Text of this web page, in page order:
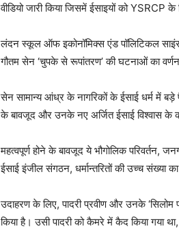
वीडियो जारी किया जिसमें ईसाइयों को YSRCP
लंदन स्कूल ऑफ इकोनॉमिक्स एंड पॉलिटिकल
गौतम सेन ‘चुपके से रूपांतरण’ की घटनाओं का
सेन सामान्य आंध्र के नागरिकों के ईसाई धर्म में बड़े
के बावजूद और उनके नए अर्जित ईसाई विश्वास के
महत्वपूर्ण होने के बावजूद ये भौगोलिक परिवर्तन,
ईसाई इंजील संगठन, धर्मान्तरितों की उच्च संख्या
उदाहरण के लिए, पादरी प्रवीण और उनके
किया है। उसी पादरी को कैमरे में कैद किया गया